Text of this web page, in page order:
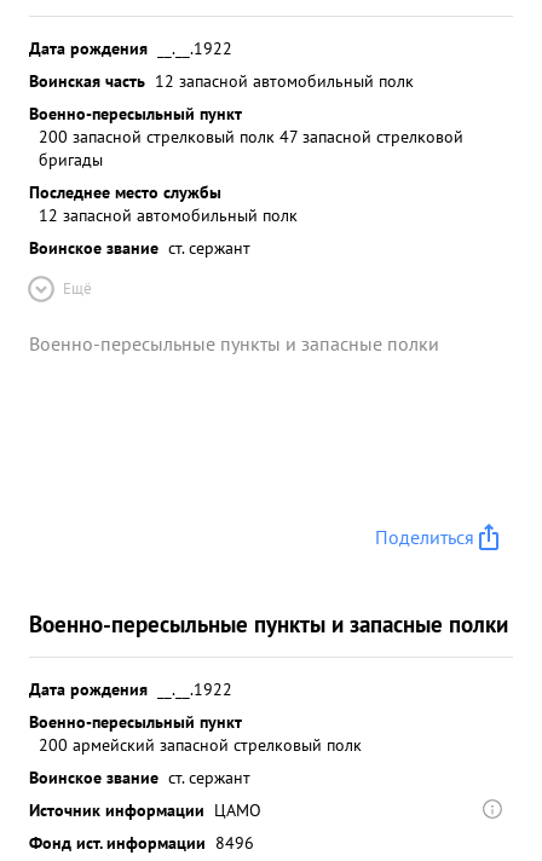
Дата рождения
__.__.1922
Воинская часть 12 запасной автомобильный полк
Военно-пересыльный пункт
200 запасной стрелковый полк 47 запасной стрелковой
бригады
Последнее место службы
12 запасной автомобильный полк
Воинское звание ст. сержант
Ещё
Военно-пересыльные пункты и запасные полки
Поделиться
Военно-пересыльные пункты и запасные полки
Дата рождения
__.__.1922
Военно-пересыльный пункт
200 армейский запасной стрелковый полк
Воинское звание ст. сержант
Источник информации ЦАМО
Фонд ист. информации 8496